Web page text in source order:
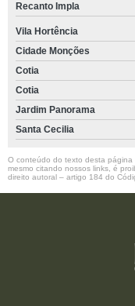
Recanto Impla
Vila Hortência
Cidade Monções
Cotia
Cotia
Jardim Panorama
Santa Cecilia
O conteúdo do texto desta página
mesmo citando nossos links, é
direito autoral – artigo 184 do